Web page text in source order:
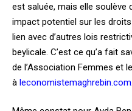
est saluée, mais elle soulève
impact potentiel sur les
lien avec d’autres lois
beylicale. C’est ce qu’a fait
de l’Association Femmes et
à leconomistemaghrebin.com